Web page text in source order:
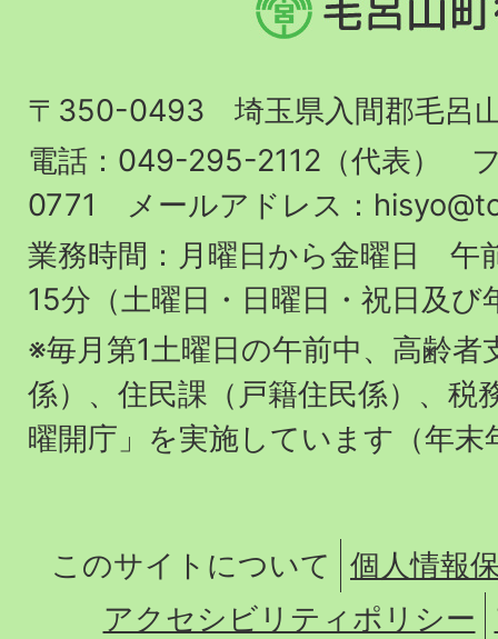
呂
町
役
場
〒350-0493 埼玉県入間郡毛呂
電話：049-295-2112（代表）
0771 メールアドレス：
業務時間：月曜日から金曜日 午
15分（土曜日・日曜日・祝日及び
※毎月第1土曜日の午前中、高齢者
係）、住民課（戸籍住民係）、税
曜開庁」を実施しています（年末
このサイトについて
個人情報
アクセシビリティポリシー